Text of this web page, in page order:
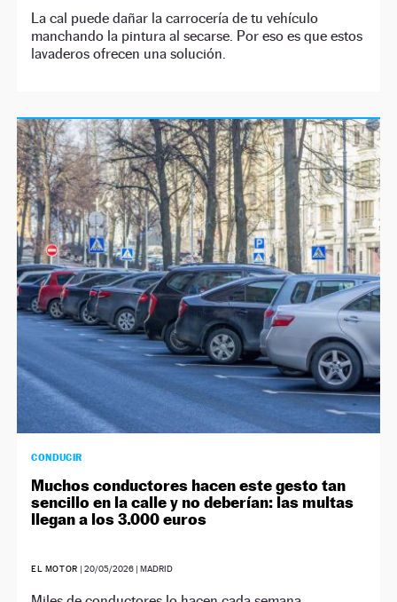
La cal puede dañar la carrocería de tu vehículo
manchando la pintura al secarse. Por eso es que estos
lavaderos ofrecen una solución.
CONDUCIR
Muchos conductores hacen este gesto tan
sencillo en la calle y no deberían: las multas
llegan a los 3.000 euros
EL MOTOR | 20/05/2026| MADRID